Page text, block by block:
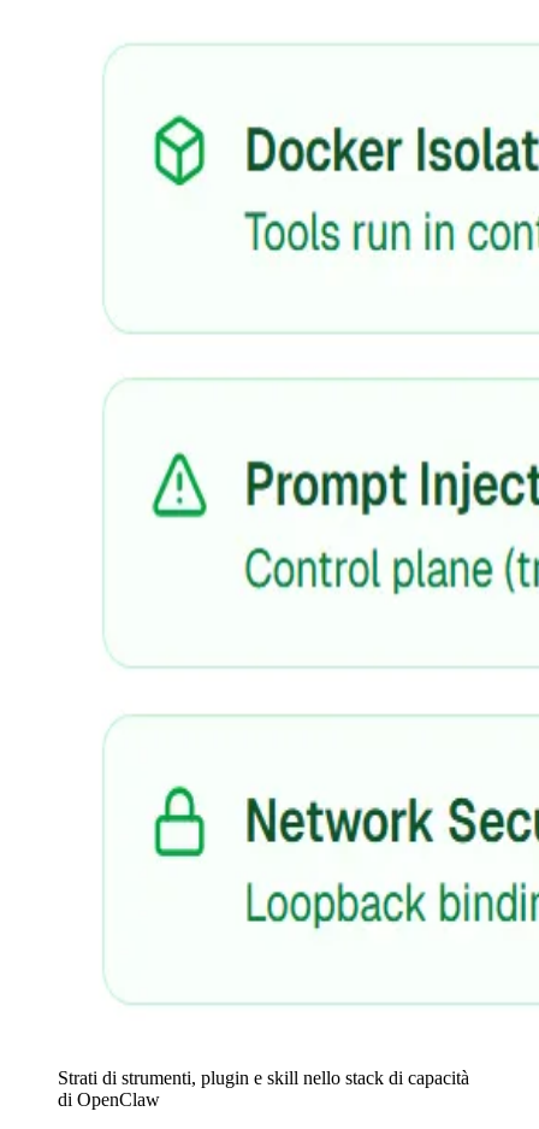
Strati di strumenti, plugin e skill nello stack di capacità
di OpenClaw